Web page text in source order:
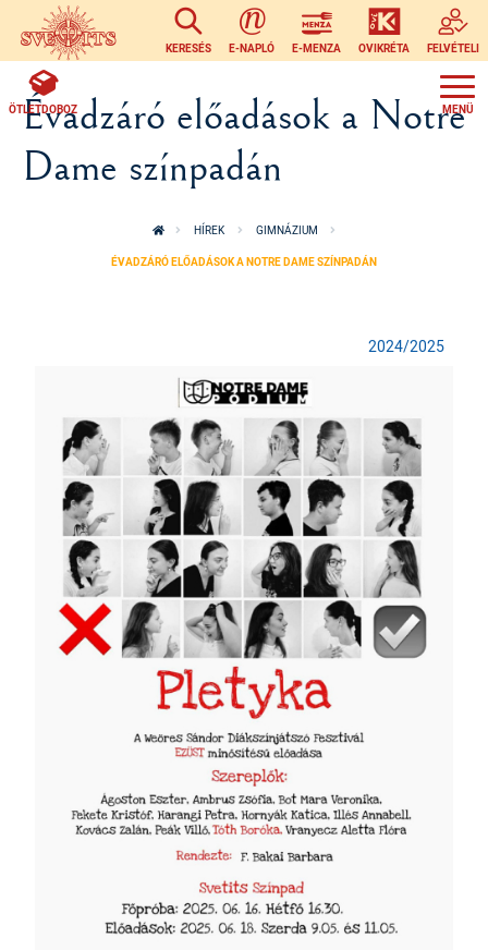
Ugrás a tartalomra
KERESÉS E-NAPLÓ E-MENZA OVIKRÉTA FELVÉTELI
ÖTLETDOBOZ
Évadzáró előadások a Notre
Dame színpadán
HÍREK GIMNÁZIUM
ÉVADZÁRÓ ELŐADÁSOK A NOTRE DAME SZÍNPADÁN
2024/2025